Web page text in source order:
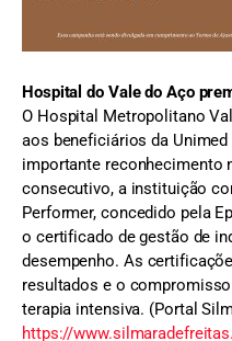
Hospital do Vale do Aço
O Hospital Metropolitano
aos beneficiários da
importante reconhecimento
consecutivo, a instituição
Performer, concedido pela
o certificado de gestão de
desempenho. As
resultados e o
terapia intensiva. (Portal
https://